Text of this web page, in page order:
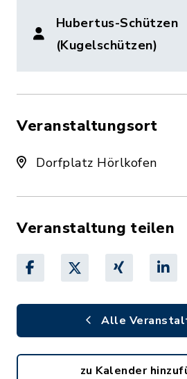
Hubertus-Schützen
(Kugelschützen)
Veranstaltungsort
Dorfplatz Hörlkofen
Veranstaltung teilen
Alle
zu Kalender